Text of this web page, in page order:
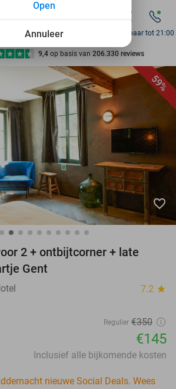
10+ miljoen leden
9,4 op basis van 206.330 reviews
Ontdek 15.000+ deals
7 dagen per week beschikbaar
10+ miljoen leden
Bereikbaar tot 21:00
59%
favorite_border
2 + ontbijtcorner + late
Gent
7.2 star
Regulier €350
€145
Inclusief alle bijkomende kosten
nieuwe Social Deals. Wees
Annuleer
Open